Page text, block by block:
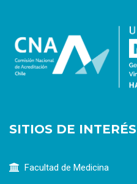
SITIOS DE INTERÉS
Facultad de Medicina